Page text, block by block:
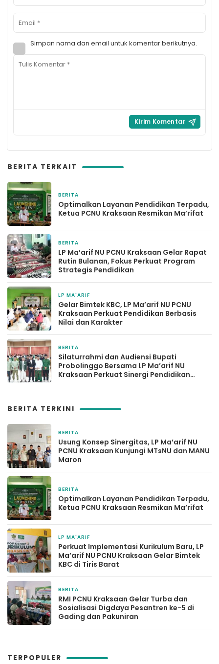
Simpan nama dan email untuk komentar berikutnya.
BERITA TERKAIT
BERITA
Optimalkan Layanan Pendidikan Terpadu,
Ketua PCNU Kraksaan Resmikan Ma’rifat
BERITA
LP Ma’arif NU PCNU Kraksaan Gelar Rapat
Rutin Bulanan, Fokus Perkuat Program
Strategis Pendidikan
LP MA'ARIF
Gelar Bimtek KBC, LP Ma’arif NU PCNU
Kraksaan Perkuat Pendidikan Berbasis
Nilai dan Karakter
BERITA
Silaturrahmi dan Audiensi Bupati
Probolinggo Bersama LP Ma’arif NU
Kraksaan Perkuat Sinergi Pendidikan
BERITA TERKINI
BERITA
Usung Konsep Sinergitas, LP Ma’arif NU
PCNU Kraksaan Kunjungi MTsNU dan MANU
Maron
BERITA
Optimalkan Layanan Pendidikan Terpadu,
Ketua PCNU Kraksaan Resmikan Ma’rifat
LP MA'ARIF
Perkuat Implementasi Kurikulum Baru, LP
Ma’arif NU PCNU Kraksaan Gelar Bimtek
KBC di Tiris Barat
BERITA
RMI PCNU Kraksaan Gelar Turba dan
Sosialisasi Digdaya Pesantren ke-5 di
Gading dan Pakuniran
TERPOPULER